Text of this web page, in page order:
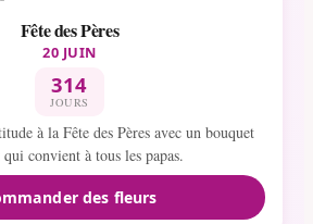
Fête des Pères
20 JUIN
314
JOURS
à la Fête des Pères avec un bouquet
qui convient à tous les papas.
des fleurs